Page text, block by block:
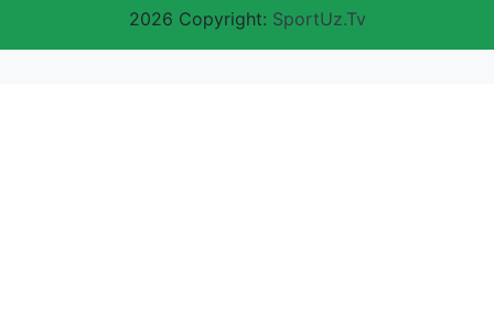
2026 Copyright: SportUz.Tv